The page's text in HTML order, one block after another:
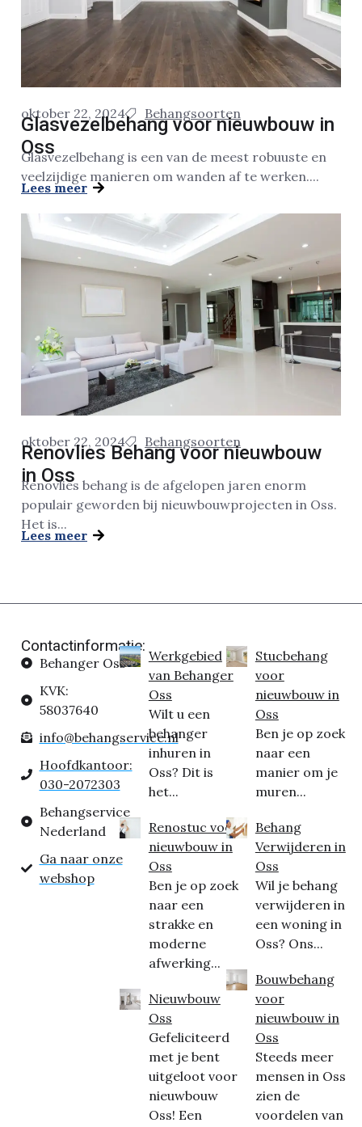
oktober 22, 2024 Behangsoorten
Glasvezelbehang voor nieuwbouw in
Oss
Glasvezelbehang is een van de meest robuuste en
veelzijdige manieren om wanden af te werken....
Lees meer
oktober 22, 2024 Behangsoorten
Renovlies Behang voor nieuwbouw
in Oss
Renovlies behang is de afgelopen jaren enorm
populair geworden bij nieuwbouwprojecten in Oss.
Het is...
Lees meer
Contactinformatie:
Behanger Oss
KVK:
58037640
info@behangservice.nl
Hoofdkantoor:
030-2072303
Behangservice
Nederland
Ga naar onze
webshop
Werkgebied
van Behanger
Oss
Wilt u een
behanger
inhuren in
Oss? Dit is
het...
Renostuc voor
nieuwbouw in
Oss
Ben je op zoek
naar een
strakke en
moderne
afwerking...
Nieuwbouw
Oss
Gefeliciteerd
met je bent
uitgeloot voor
nieuwbouw
Oss! Een
Stucbehang
voor
nieuwbouw in
Oss
Ben je op zoek
naar een
manier om je
muren...
Behang
Verwijderen in
Oss
Wil je behang
verwijderen in
een woning in
Oss? Ons...
Bouwbehang
voor
nieuwbouw in
Oss
Steeds meer
mensen in Oss
zien de
voordelen van